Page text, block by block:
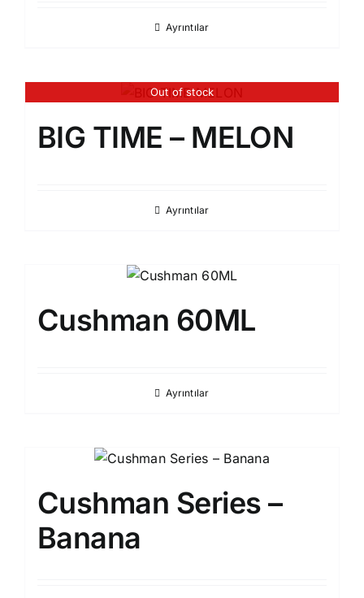
Ayrıntılar
Out of stock
BIG TIME – MELON
Ayrıntılar
Cushman 60ML
Ayrıntılar
Cushman Series –
Banana